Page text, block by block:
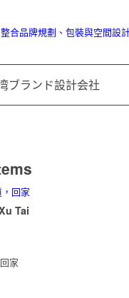
ブランド設計会社
Tai
家